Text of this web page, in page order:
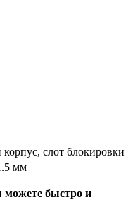
корпус, слот блокировки
мм
быстро и